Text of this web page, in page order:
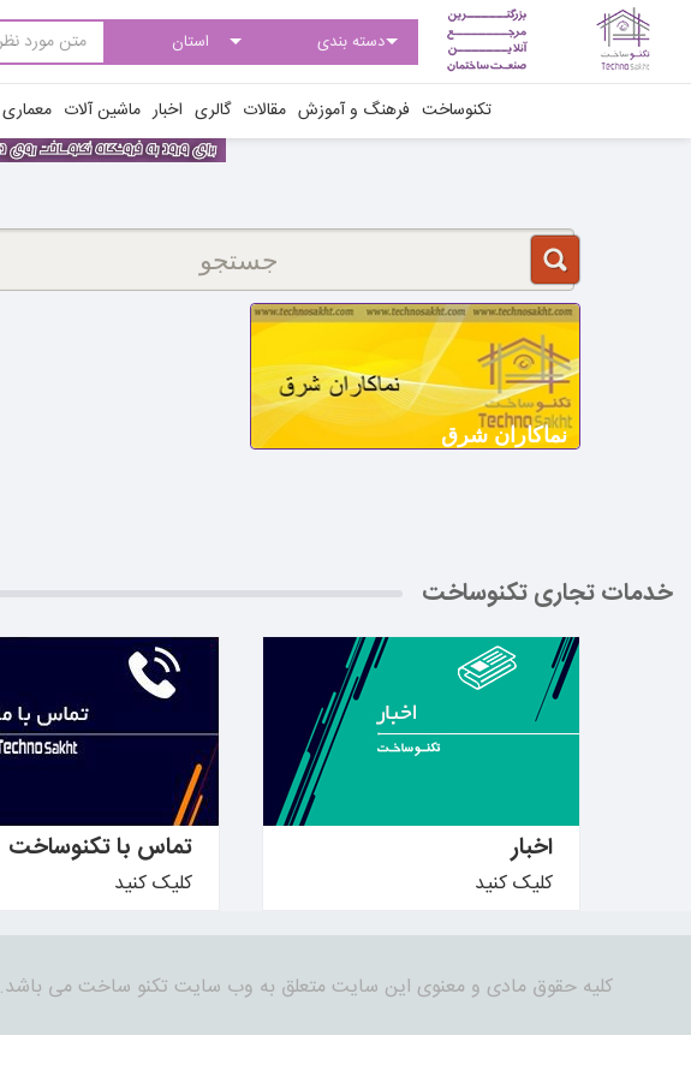
تکنوساخت فرهنگ و آموزش مقالات گالری اخبار ماشین آلات معماری
نماکاران شرق
خدمات تجاری تکنوساخت
اخبار
کلیک کنید
بیشتر بدانید ←
تماس با تکنوساخت
کلیک کنید
کلیه حقوق مادی و معنوی این سایت متعلق به وب سایت تکنو ساخت می باشد.